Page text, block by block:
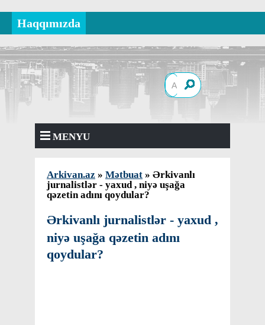
Haqqımızda
MENYU
Arkivan.az » Mətbuat » Ərkivanlı
jurnalistlər - yaxud , niyə uşağa
qəzetin adını qoydular?
Ərkivanlı jurnalistlər - yaxud ,
niyə uşağa qəzetin adını
qoydular?